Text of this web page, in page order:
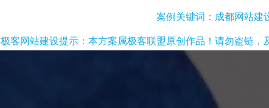
案例关键词：成都网站建
极客网站建设提示：本方案属极客联盟原创作品！请勿盗链，